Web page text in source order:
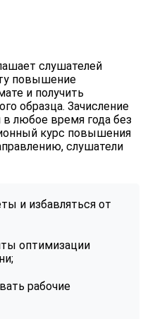
слушателей
повышение
и получить
образца. Зачисление
в любое время года без
курс повышения
слушатели
и избавляться от
оптимизации
рабочие